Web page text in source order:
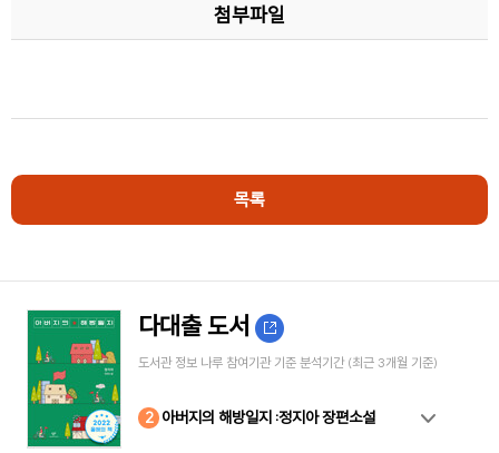
첨부파일
목록
다대출 도서
도서관 정보 나루 참여기관 기준 분석기간 (최근 3개월 기준)
1
2 아버지의 해방일지 :정지아 장편소설
3
4
5
6
7
8
9
10